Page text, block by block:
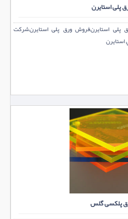
پلی استایرن
پلی استایرن,فروش ورق پلی استایرن,شرکت
استايرن
پلکسی گلس